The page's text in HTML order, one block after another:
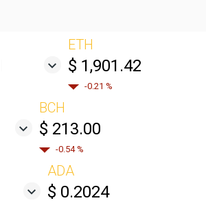
ETH
$ 1,901.42
-0.21 %
BCH
$ 213.00
-0.54 %
ADA
$ 0.2024